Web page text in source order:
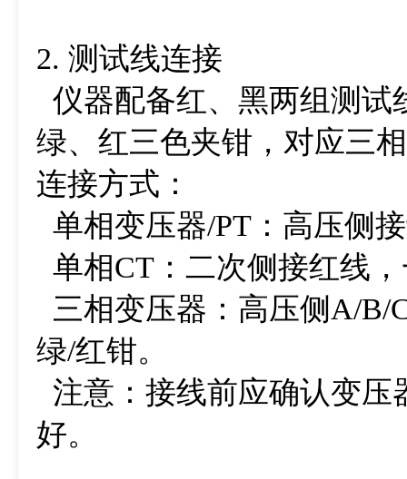
2. 测试线连接
仪器配备红、黑两组测试
绿、红三色夹钳，对应三
连接方式：
单相变压器/PT：高压侧
单相CT：二次侧接红线
三相变压器：高压侧A/B/
绿/红钳。
注意：接线前应确认变压
好。